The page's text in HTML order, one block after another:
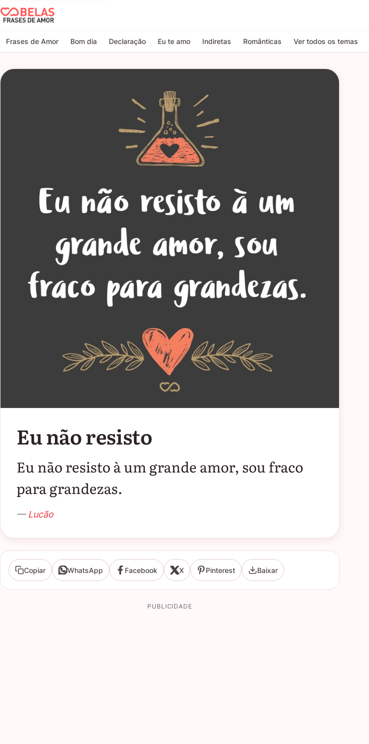
Belas Frases de Amor
Frases de Amor Bom dia Declaração Eu te amo Indiretas Românticas Ver todos os temas
Eu não resisto
Eu não resisto à um grande amor, sou fraco
para grandezas.
— Lucão
Copiar WhatsApp Facebook X Pinterest Baixar
PUBLICIDADE